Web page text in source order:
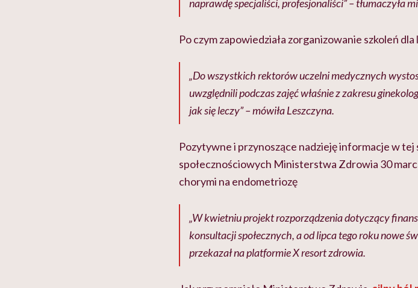
naprawdę specjaliści, profesjonaliści” – tłumaczyła
Po czym zapowiedziała zorganizowanie szkoleń
„Do wszystkich rektorów uczelni medycznych
uwzględnili podczas zajęć właśnie z zakresu
jak się leczy” – mówiła Leszczyna.
Pozytywne i przynoszące nadzieję informacje w tej
społecznościowych Ministerstwa Zdrowia 30
chorymi na endometriozę
„W kwietniu projekt rozporządzenia dotyczący
konsultacji społecznych, a od lipca tego roku nowe
przekazał na platformie X resort zdrowia.